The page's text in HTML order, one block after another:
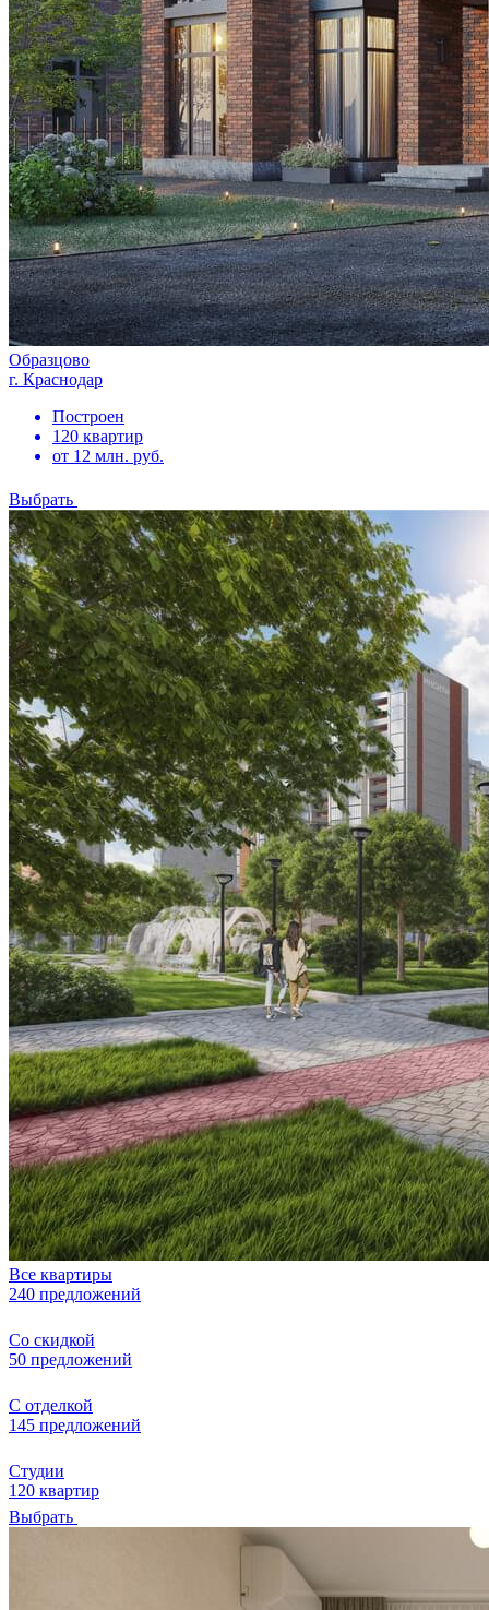
Образцово
г. Краснодар
Построен
120 квартир
от 12 млн. руб.
Выбрать
Все квартиры
240 предложений
Со скидкой
50 предложений
С отделкой
145 предложений
Студии
120 квартир
Выбрать